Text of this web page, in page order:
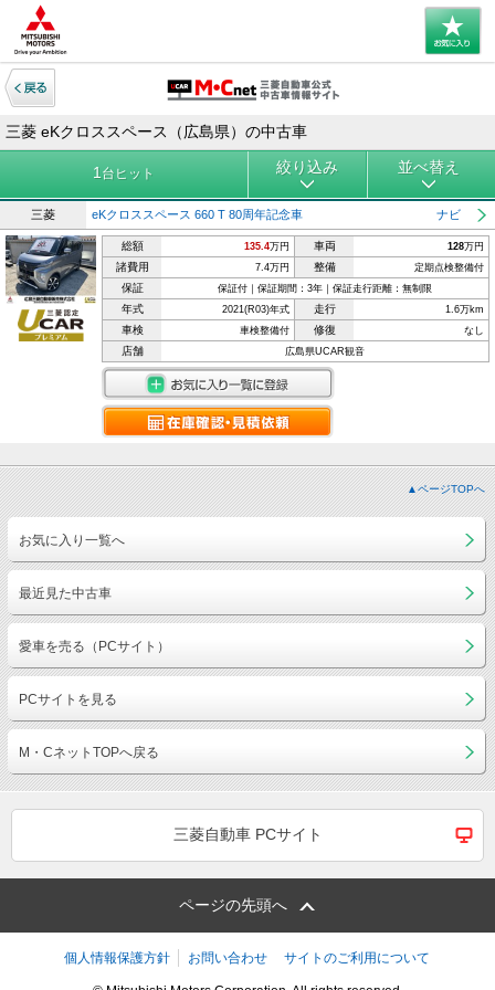
三菱 eKクロススペース（広島県）の中古車
1 台ヒット 絞り込み 並べ替え
三菱 eKクロススペース 660 T 80周年記念車 ナビ
総額 135.4万円 車両 128万円
諸費用 7.4万円 整備 定期点検整備付
保証 保証付｜保証期間：3年｜保証走行距離：無制限
年式 2021(R03)年式 走行 1.6万km
車検 車検整備付 修復 なし
店舗 広島県UCAR観音
▲ページTOPへ
お気に入り一覧へ
最近見た中古車
愛車を売る（PCサイト）
PCサイトを見る
M・CネットTOPへ戻る
三菱自動車 PCサイト
ページの先頭へ
個人情報保護方針 お問い合わせ サイトのご利用について